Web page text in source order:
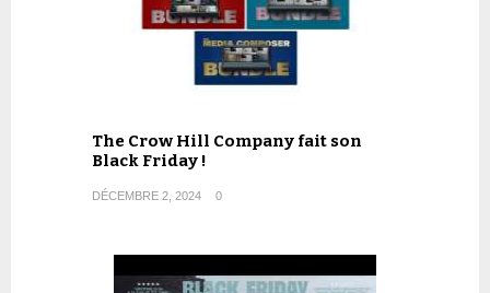
The Crow Hill Company fait son
Black Friday !
DÉCEMBRE 2, 2024 0